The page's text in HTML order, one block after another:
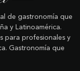
de gastronomía que
y Latinoamérica.
para profesionales y
Gastronomía que